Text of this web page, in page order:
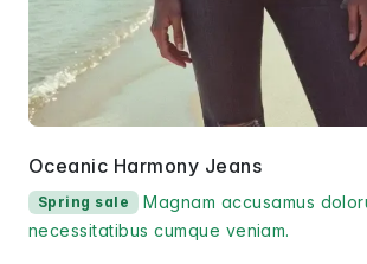
Oceanic Harmony Jeans
Spring sale
Magnam accusamus
necessitatibus cumque veniam.